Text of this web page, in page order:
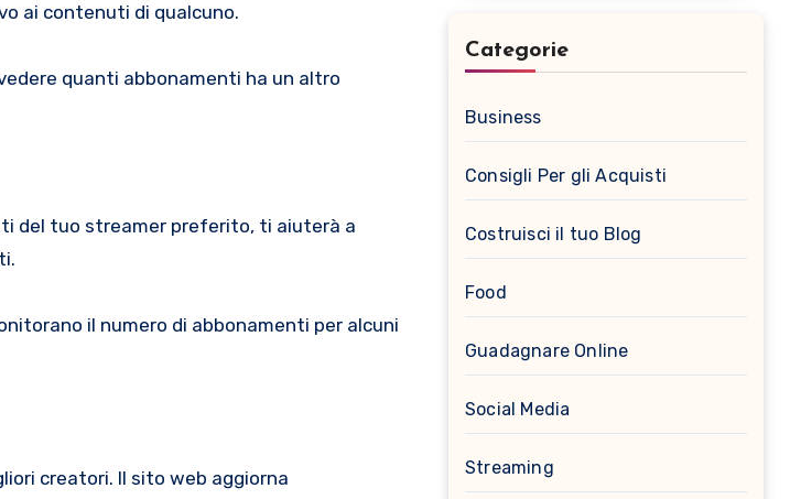
ai contenuti di qualcuno.
quanti abbonamenti ha un altro
del tuo streamer preferito, ti aiuterà a
il numero di abbonamenti per alcuni
creatori. Il sito web aggiorna
Categorie
Business
Consigli Per gli Acquisti
Costruisci il tuo Blog
Food
Guadagnare Online
Social Media
Streaming